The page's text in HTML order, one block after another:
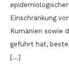
Einschränkung
Rumänien sowie
geführt hat,
[…]